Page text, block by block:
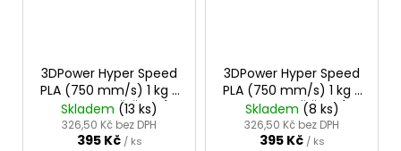
3DPower Hyper Speed
PLA (750 mm/s) 1 kg -
INKOUSTOVĚ ČERNÁ
(INK BLACK)
Skladem (13 ks)
326,50 Kč bez DPH
395 Kč / ks
3DPower Hyper Speed
PLA (750 mm/s) 1 kg -
JANTAROVĚ ŽLUTÁ
(AMBER YELLOW)
Skladem (8 ks)
326,50 Kč bez DPH
395 Kč / ks